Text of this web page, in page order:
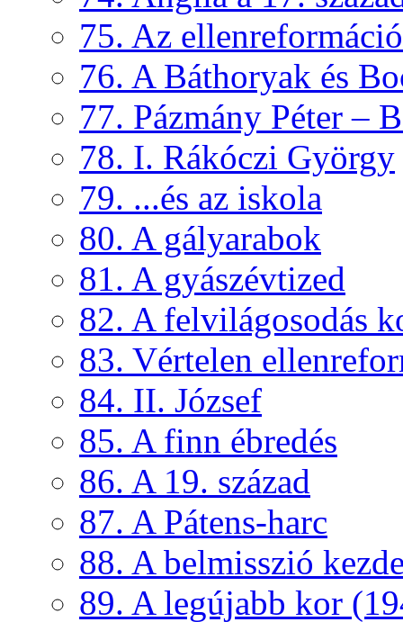
75. Az
76. A Báthoryak és
77. Pázmány Péter –
78. I. Rákóczi György
79. ...és az iskola
80. A gályarabok
81. A gyászévtized
82. A felvilágosodás
83. Vértelen
84. II. József
85. A finn ébredés
86. A 19. század
87. A Pátens-harc
88. A belmisszió
89. A legújabb kor